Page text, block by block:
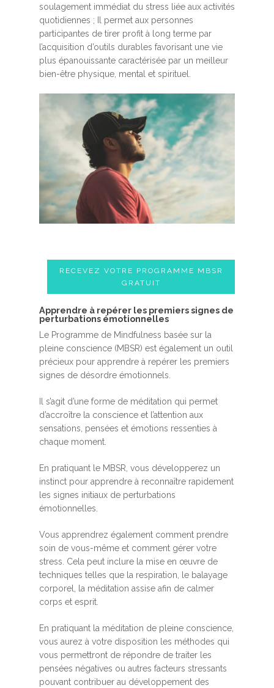
soulagement immédiat du stress liée aux activités
quotidiennes ; Il permet aux personnes
participantes de tirer profit à long terme par
l’acquisition d’outils durables favorisant une vie
plus épanouissante caractérisée par un meilleur
bien-être physique, mental et spirituel.
RECEVEZ VOTRE PROGRAMME MBSR
GRATUIT
A​pprendre à repérer les premiers signes de
perturbations émotionnelles
Le Programme de Mindfulness basée sur la
pleine conscience (MBSR) est également un outil
précieux pour apprendre à repérer les premiers
signes de désordre émotionnels.
Il s’agit d’une forme de méditation qui permet
d’accroître la conscience et l’attention aux
sensations, pensées et émotions ressenties à
chaque moment.
En pratiquant le MBSR, vous développerez un
instinct pour apprendre à reconnaître rapidement
les signes initiaux de perturbations
émotionnelles.
Vous apprendrez également comment prendre
soin de vous-même et comment gérer votre
stress. Cela peut inclure la mise en œuvre de
techniques telles que la respiration, le balayage
corporel, la méditation assise afin de calmer
corps et esprit.
En pratiquant la méditation de pleine conscience,
vous aurez à votre disposition les méthodes qui
vous permettront de répondre de traiter les
pensées négatives ou autres facteurs stressants
pouvant contribuer au développement des